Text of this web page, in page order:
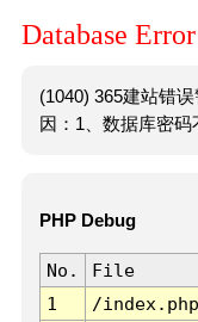
Database Error
(1040) 365建站错
因：1、数据库密码
PHP Debug
No. File
1
/index.php